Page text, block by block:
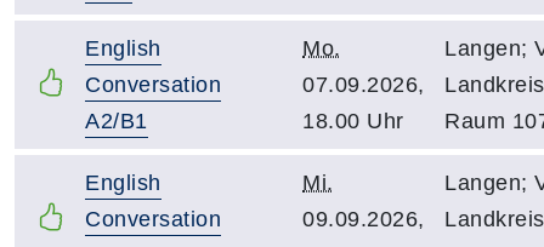
English
Conversation
A2/B1
Mo.
07.09.2026,
18.00 Uhr
Langen;
Raum
English
Conversation
Mi.
09.09.2026,
Langen;